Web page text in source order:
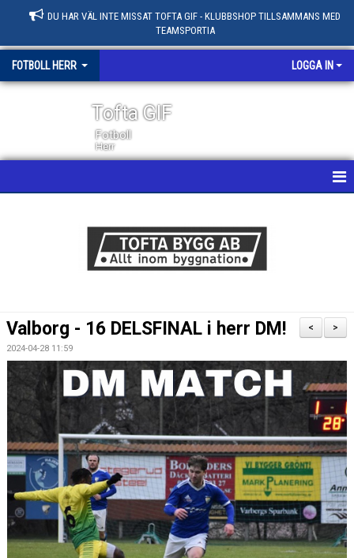
DU HAR VÄL INTE MISSAT TOFTA GIF - KLUBBSHOP TILLSAMMANS MED
TEAMSPORTIA
FOTBOLL HERR LOGGA IN
Tofta GIF
Fotboll
Herr
LEDARE / TRUPP
BILDGALLERI
DOKUMENT
>
<
Valborg - 16 DELSFINAL i herr DM!
2024-04-28 11:59